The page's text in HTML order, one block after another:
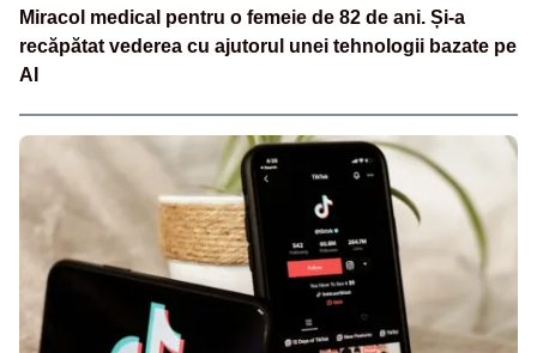
Miracol medical pentru o femeie de 82 de ani. Și-a
recăpătat vederea cu ajutorul unei tehnologii bazate pe
AI